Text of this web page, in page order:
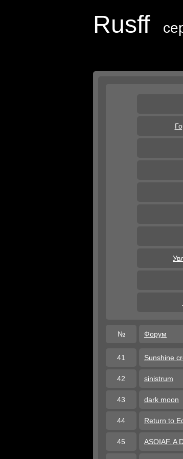
Rusff
№ Форум
41 Sunshine
42 sinistrum
43 dark moon
44 Return to
45 ASOIAF. A